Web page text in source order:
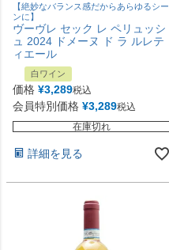
【絶妙なバランス感だからあらゆるシー
ンに】
ヴーヴレ セック レ ペリュッシ
ュ 2024 ドメーヌ ド ラ ルレテ
ィエール
白ワイン
価格 ¥3,289税込
会員特別価格 ¥3,289税込
在庫切れ
詳細を見る